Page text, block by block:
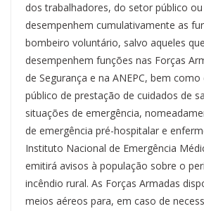
dos trabalhadores, do setor público
desempenhem cumulativamente as
bombeiro voluntário, salvo aqueles que
desempenhem funções nas Forças
de Segurança e na ANEPC, bem
público de prestação de cuidados de
situações de emergência,
de emergência pré-hospitalar e
Instituto Nacional de Emergência
emitirá avisos à população sobre o
incêndio rural. As Forças Armadas
meios aéreos para, em caso de